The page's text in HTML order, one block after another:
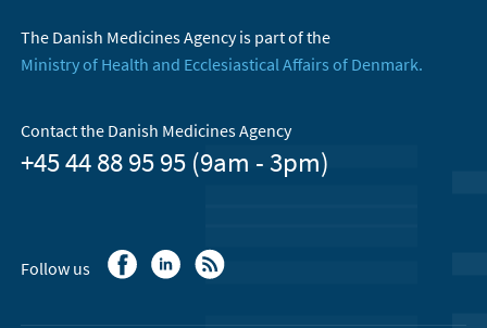
The Danish Medicines Agency is part of the
Ministry of Health and Ecclesiastical Affairs of Denmark.
Contact the Danish Medicines Agency
+45 44 88 95 95 (9am - 3pm)
Follow us